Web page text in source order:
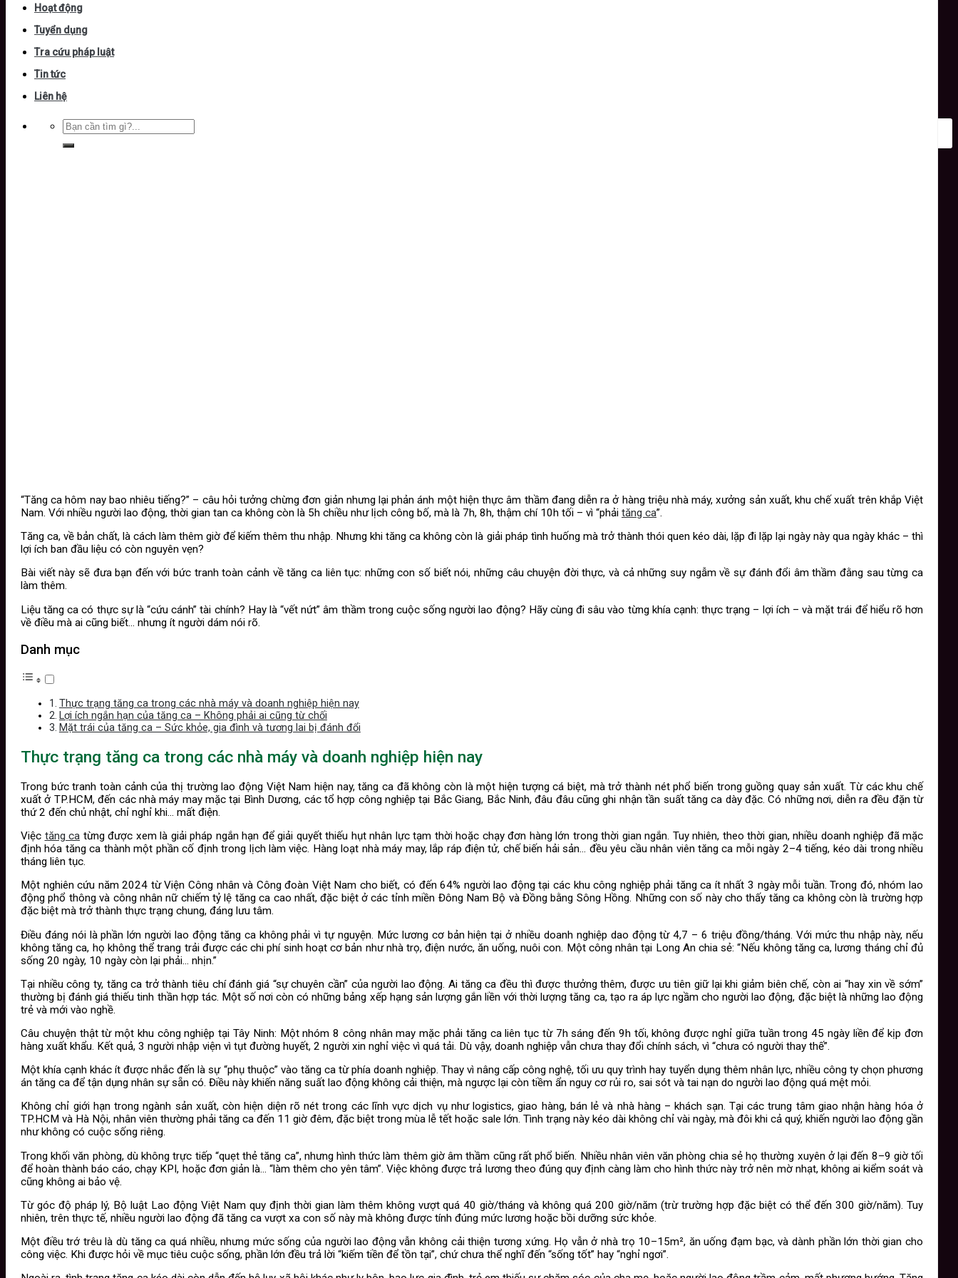
Hoạt động
Tuyển dụng
Tra cứu pháp luật
Tin tức
Liên hệ
“Tăng ca hôm nay bao nhiêu tiếng?” – câu hỏi tưởng chừng đơn giản nhưng lại phản ánh một hiện thực âm thầm đang diễn ra ở hàng triệu nhà máy, xưởng sản xuất, khu chế xuất trên khắp Việt
Nam. Với nhiều người lao động, thời gian tan ca không còn là 5h chiều như lịch công bố, mà là 7h, 8h, thậm chí 10h tối – vì “phải tăng ca”.
Tăng ca, về bản chất, là cách làm thêm giờ để kiếm thêm thu nhập. Nhưng khi tăng ca không còn là giải pháp tình huống mà trở thành thói quen kéo dài, lặp đi lặp lại ngày này qua ngày khác – thì
lợi ích ban đầu liệu có còn nguyên vẹn?
Bài viết này sẽ đưa bạn đến với bức tranh toàn cảnh về tăng ca liên tục: những con số biết nói, những câu chuyện đời thực, và cả những suy ngẫm về sự đánh đổi âm thầm đằng sau từng ca
làm thêm.
Liệu tăng ca có thực sự là “cứu cánh” tài chính? Hay là “vết nứt” âm thầm trong cuộc sống người lao động? Hãy cùng đi sâu vào từng khía cạnh: thực trạng – lợi ích – và mặt trái để hiểu rõ hơn
về điều mà ai cũng biết… nhưng ít người dám nói rõ.
Danh mục
Thực trạng tăng ca trong các nhà máy và doanh nghiệp hiện nay
Lợi ích ngắn hạn của tăng ca – Không phải ai cũng từ chối
Mặt trái của tăng ca – Sức khỏe, gia đình và tương lai bị đánh đổi
Thực trạng tăng ca trong các nhà máy và doanh nghiệp hiện nay
Trong bức tranh toàn cảnh của thị trường lao động Việt Nam hiện nay, tăng ca đã không còn là một hiện tượng cá biệt, mà trở thành nét phổ biến trong guồng quay sản xuất. Từ các khu chế
xuất ở TP.HCM, đến các nhà máy may mặc tại Bình Dương, các tổ hợp công nghiệp tại Bắc Giang, Bắc Ninh, đâu đâu cũng ghi nhận tần suất tăng ca dày đặc. Có những nơi, diễn ra đều đặn từ
thứ 2 đến chủ nhật, chỉ nghỉ khi… mất điện.
Việc tăng ca từng được xem là giải pháp ngắn hạn để giải quyết thiếu hụt nhân lực tạm thời hoặc chạy đơn hàng lớn trong thời gian ngắn. Tuy nhiên, theo thời gian, nhiều doanh nghiệp đã mặc
định hóa tăng ca thành một phần cố định trong lịch làm việc. Hàng loạt nhà máy may, lắp ráp điện tử, chế biến hải sản… đều yêu cầu nhân viên tăng ca mỗi ngày 2–4 tiếng, kéo dài trong nhiều
tháng liên tục.
Một nghiên cứu năm 2024 từ Viện Công nhân và Công đoàn Việt Nam cho biết, có đến 64% người lao động tại các khu công nghiệp phải tăng ca ít nhất 3 ngày mỗi tuần. Trong đó, nhóm lao
động phổ thông và công nhân nữ chiếm tỷ lệ tăng ca cao nhất, đặc biệt ở các tỉnh miền Đông Nam Bộ và Đồng bằng Sông Hồng. Những con số này cho thấy tăng ca không còn là trường hợp
đặc biệt mà trở thành thực trạng chung, đáng lưu tâm.
Điều đáng nói là phần lớn người lao động tăng ca không phải vì tự nguyện. Mức lương cơ bản hiện tại ở nhiều doanh nghiệp dao động từ 4,7 – 6 triệu đồng/tháng. Với mức thu nhập này, nếu
không tăng ca, họ không thể trang trải được các chi phí sinh hoạt cơ bản như nhà trọ, điện nước, ăn uống, nuôi con. Một công nhân tại Long An chia sẻ: “Nếu không tăng ca, lương tháng chỉ đủ
sống 20 ngày, 10 ngày còn lại phải… nhịn.”
Tại nhiều công ty, tăng ca trở thành tiêu chí đánh giá “sự chuyên cần” của người lao động. Ai tăng ca đều thì được thưởng thêm, được ưu tiên giữ lại khi giảm biên chế, còn ai “hay xin về sớm”
thường bị đánh giá thiếu tinh thần hợp tác. Một số nơi còn có những bảng xếp hạng sản lượng gắn liền với thời lượng tăng ca, tạo ra áp lực ngầm cho người lao động, đặc biệt là những lao động
trẻ và mới vào nghề.
Câu chuyện thật từ một khu công nghiệp tại Tây Ninh: Một nhóm 8 công nhân may mặc phải tăng ca liên tục từ 7h sáng đến 9h tối, không được nghỉ giữa tuần trong 45 ngày liền để kịp đơn
hàng xuất khẩu. Kết quả, 3 người nhập viện vì tụt đường huyết, 2 người xin nghỉ việc vì quá tải. Dù vậy, doanh nghiệp vẫn chưa thay đổi chính sách, vì “chưa có người thay thế”.
Một khía cạnh khác ít được nhắc đến là sự “phụ thuộc” vào tăng ca từ phía doanh nghiệp. Thay vì nâng cấp công nghệ, tối ưu quy trình hay tuyển dụng thêm nhân lực, nhiều công ty chọn phương
án tăng ca để tận dụng nhân sự sẵn có. Điều này khiến năng suất lao động không cải thiện, mà ngược lại còn tiềm ẩn nguy cơ rủi ro, sai sót và tai nạn do người lao động quá mệt mỏi.
Không chỉ giới hạn trong ngành sản xuất, còn hiện diện rõ nét trong các lĩnh vực dịch vụ như logistics, giao hàng, bán lẻ và nhà hàng – khách sạn. Tại các trung tâm giao nhận hàng hóa ở
TP.HCM và Hà Nội, nhân viên thường phải tăng ca đến 11 giờ đêm, đặc biệt trong mùa lễ tết hoặc sale lớn. Tình trạng này kéo dài không chỉ vài ngày, mà đôi khi cả quý, khiến người lao động gần
như không có cuộc sống riêng.
Trong khối văn phòng, dù không trực tiếp “quẹt thẻ tăng ca”, nhưng hình thức làm thêm giờ âm thầm cũng rất phổ biến. Nhiều nhân viên văn phòng chia sẻ họ thường xuyên ở lại đến 8–9 giờ tối
để hoàn thành báo cáo, chạy KPI, hoặc đơn giản là… “làm thêm cho yên tâm”. Việc không được trả lương theo đúng quy định càng làm cho hình thức này trở nên mờ nhạt, không ai kiểm soát và
cũng không ai bảo vệ.
Từ góc độ pháp lý, Bộ luật Lao động Việt Nam quy định thời gian làm thêm không vượt quá 40 giờ/tháng và không quá 200 giờ/năm (trừ trường hợp đặc biệt có thể đến 300 giờ/năm). Tuy
nhiên, trên thực tế, nhiều người lao động đã tăng ca vượt xa con số này mà không được tính đúng mức lương hoặc bồi dưỡng sức khỏe.
Một điều trớ trêu là dù tăng ca quá nhiều, nhưng mức sống của người lao động vẫn không cải thiện tương xứng. Họ vẫn ở nhà trọ 10–15m², ăn uống đạm bạc, và dành phần lớn thời gian cho
công việc. Khi được hỏi về mục tiêu cuộc sống, phần lớn đều trả lời “kiếm tiền để tồn tại”, chứ chưa thể nghĩ đến “sống tốt” hay “nghỉ ngơi”.